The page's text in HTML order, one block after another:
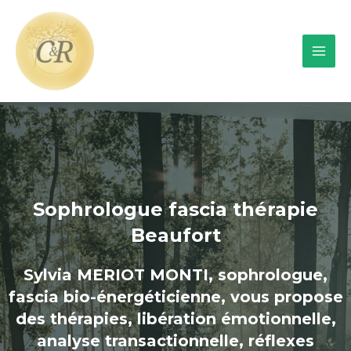
Sophrologue fascia thérapie
Beaufort
Sylvia MERIOT MONTI, sophrologue,
fascia bio-énergéticienne, vous propose
des thérapies, libération émotionnelle,
analyse transactionnelle, réflexes